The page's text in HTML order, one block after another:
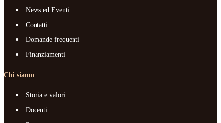
News ed Eventi
Contatti
Domande frequenti
Finanziamenti
Chi siamo
Storia e valori
Docenti